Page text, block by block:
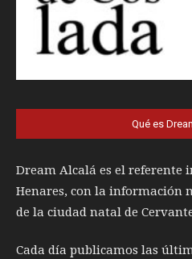
Qué es
Dream Alcalá es el referente
Henares, con la información
de la ciudad natal de
Cada día publicamos las